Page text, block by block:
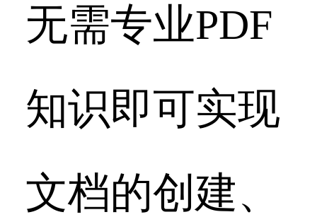
无需专业PDF
知识即可实现
文档的创建、